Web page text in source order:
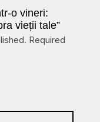
o vineri:
vieții tale”
Required